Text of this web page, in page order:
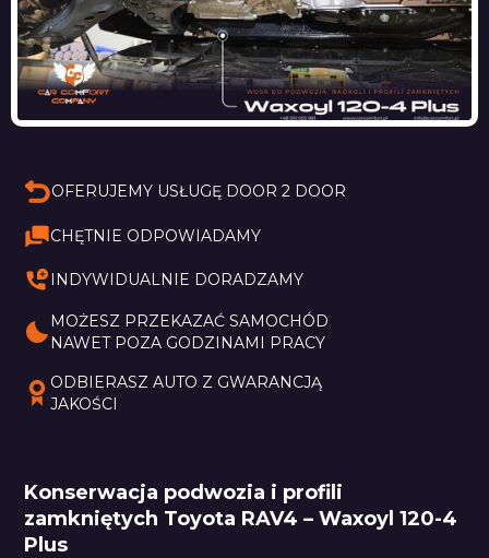
OFERUJEMY USŁUGĘ DOOR 2 DOOR
CHĘTNIE ODPOWIADAMY
INDYWIDUALNIE DORADZAMY
MOŻESZ PRZEKAZAĆ SAMOCHÓD
NAWET POZA GODZINAMI PRACY
ODBIERASZ AUTO Z GWARANCJĄ
JAKOŚCI
Konserwacja podwozia i profili
zamkniętych Toyota RAV4 – Waxoyl 120-4
Plus